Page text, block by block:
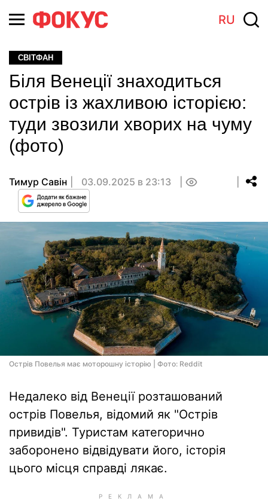
RU
СВІТФАН
Біля Венеції знаходиться
острів із жахливою історією:
туди звозили хворих на чуму
(фото)
Тимур Савін 03.09.2025 в 23:13
Острів Повелья має моторошну історію | Фото: Reddit
Недалеко від Венеції розташований
острів Повелья, відомий як "Острів
привидів". Туристам категорично
заборонено відвідувати його, історія
цього місця справді лякає.